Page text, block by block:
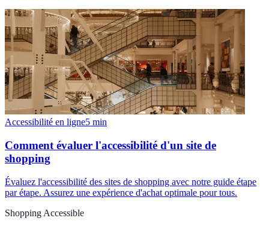
Accessibilité en ligne5 min
Comment évaluer l'accessibilité d'un site de
shopping
Évaluez l'accessibilité des sites de shopping avec notre guide étape
par étape. Assurez une expérience d'achat optimale pour tous.
Shopping Accessible